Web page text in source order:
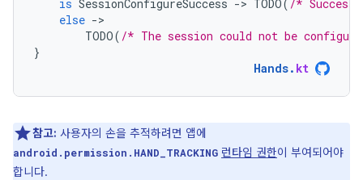
is SessionConfigureSuccess -> TODO( /*
else -
TODO( /* The session could not be
}
Hands. kt
참고: 사용자의 손을 추적하려면 앱에
android.permission.HAND_TRACKING 런타임 권한이 부여되어야
합니다.